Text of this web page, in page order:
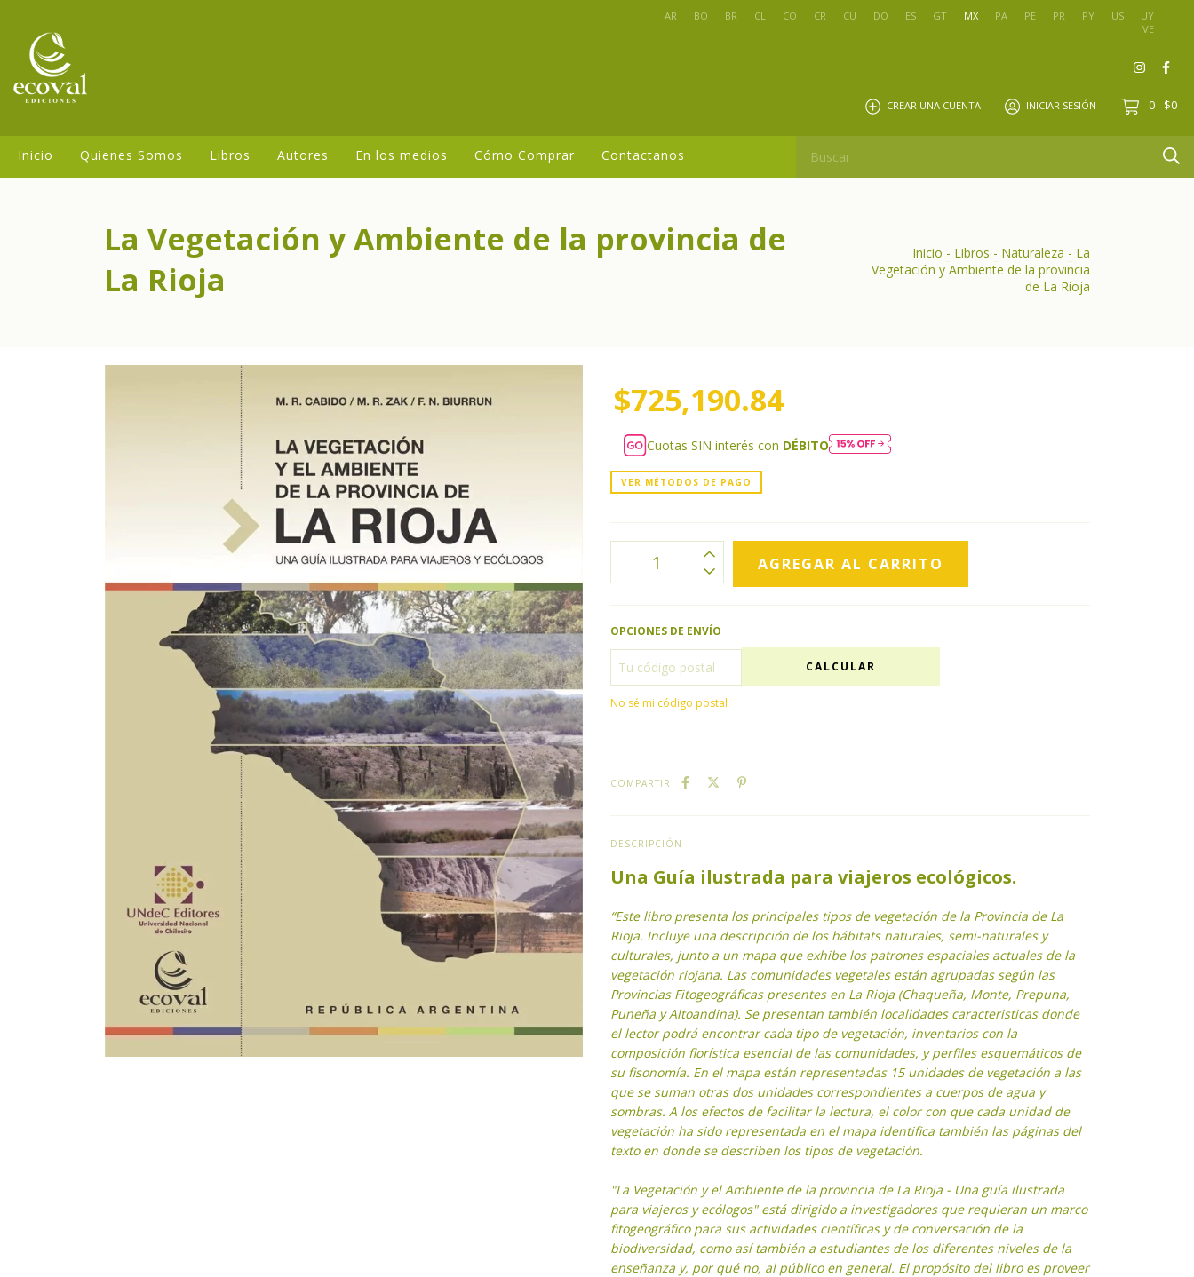
AR BO BR CL CO CR CU DO ES GT MX PA PE PR PY US
UY
VE
CREAR UNA CUENTA INICIAR SESIÓN 0 - $0
Inicio Quienes Somos Libros Autores En los medios Cómo Comprar Contactanos
La Vegetación y Ambiente de la provincia de
La Rioja
Inicio - Libros - Naturaleza - La
Vegetación y Ambiente de la provincia
de La Rioja
$725,190.84
Cuotas SIN interés con DÉBITO
VER MÉTODOS DE PAGO
OPCIONES DE ENVÍO
CALCULAR
No sé mi código postal
COMPARTIR
DESCRIPCIÓN
Una Guía ilustrada para viajeros ecológicos.
“Este libro presenta los principales tipos de vegetación de la Provincia de La
Rioja. Incluye una descripción de los hábitats naturales, semi-naturales y
culturales, junto a un mapa que exhibe los patrones espaciales actuales de la
vegetación riojana. Las comunidades vegetales están agrupadas según las
Provincias Fitogeográficas presentes en La Rioja (Chaqueña, Monte, Prepuna,
Puneña y Altoandina). Se presentan también localidades caracteristicas donde
el lector podrá encontrar cada tipo de vegetación, inventarios con la
composición florística esencial de las comunidades, y perfiles esquemáticos de
su fisonomía. En el mapa están representadas 15 unidades de vegetación a las
que se suman otras dos unidades correspondientes a cuerpos de agua y
sombras. A los efectos de facilitar la lectura, el color con que cada unidad de
vegetación ha sido representada en el mapa identifica también las páginas del
texto en donde se describen los tipos de vegetación.
"La Vegetación y el Ambiente de la provincia de La Rioja - Una guía ilustrada
para viajeros y ecólogos" está dirigido a investigadores que requieran un marco
fitogeográfico para sus actividades científicas y de conversación de la
biodiversidad, como así también a estudiantes de los diferentes niveles de la
enseñanza y, por qué no, al público en general. El propósito del libro es proveer